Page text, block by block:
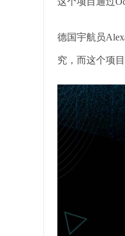
德国宇航员
究，而这个项